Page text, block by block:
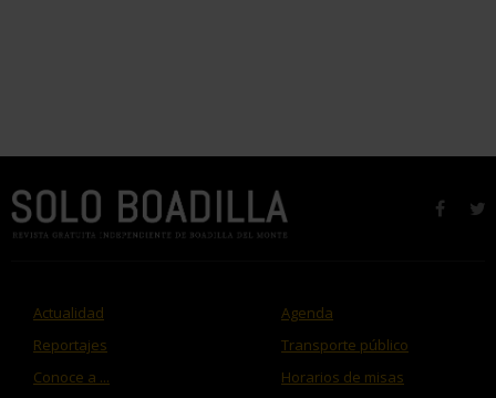
Actualidad
Reportajes
Conoce a ...
Agenda
Transporte público
Horarios de misas